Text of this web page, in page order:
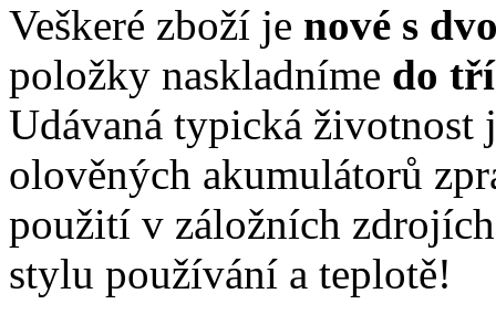
Veškeré zboží je nové s
položky naskladníme do
Udávaná typická životnost
olověných akumulátorů
použití v záložních
stylu používání a teplotě!